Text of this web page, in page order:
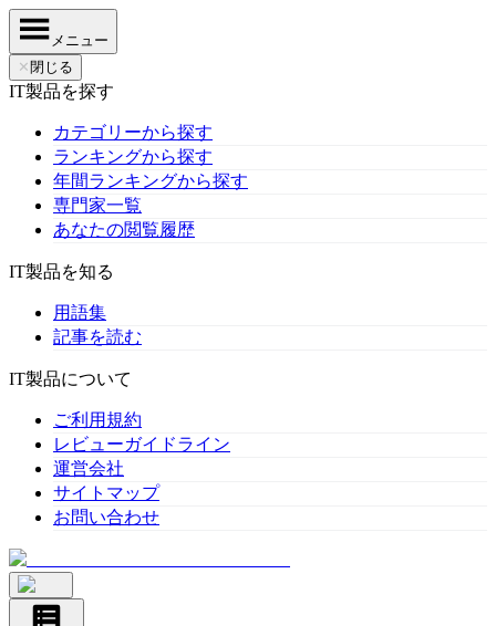
メニュー
✕ 閉じる
IT製品を探す
カテゴリーから探す
ランキングから探す
年間ランキングから探す
専門家一覧
あなたの閲覧履歴
IT製品を知る
用語集
記事を読む
IT製品について
ご利用規約
レビューガイドライン
運営会社
サイトマップ
お問い合わせ